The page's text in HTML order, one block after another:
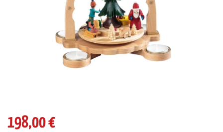
198,00 €